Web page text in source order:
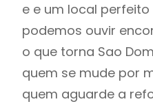
e e um local
podemos ouvir
o que torna Sao
quem se mude por
quem aguarde a